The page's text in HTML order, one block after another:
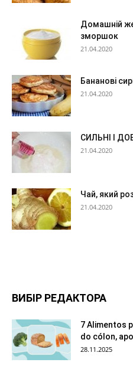
Домашній
зморшок
21.04.2020
Бананові
21.04.2020
СИЛЬНІ І
21.04.2020
Чай, який
21.04.2020
ВИБІР РЕДАКТОРА
7 Alimentos
do cólon,
28.11.2025